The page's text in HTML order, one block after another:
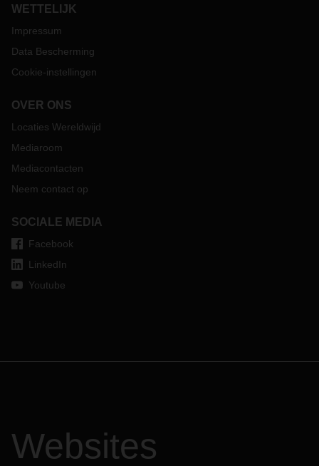
Operations Manager Hans-Jürgen Westerhoff wilde helpen.
Maar alleen de elektrische vrachtwagen was beschikbaar.
Geen reden voor Matthias Syrbe en zijn bijrijder om elders
te kijken - en de perfecte gelegenheid voor een klein
avontuur. In dit interview vertelt hij over hun reis.
WETTELIJK
Impressum
Data Bescherming
Cookie-instellingen
OVER ONS
Locaties Wereldwijd
Mediaroom
Mediacontacten
Neem contact op
SOCIALE MEDIA
Facebook
LinkedIn
Youtube
Websites